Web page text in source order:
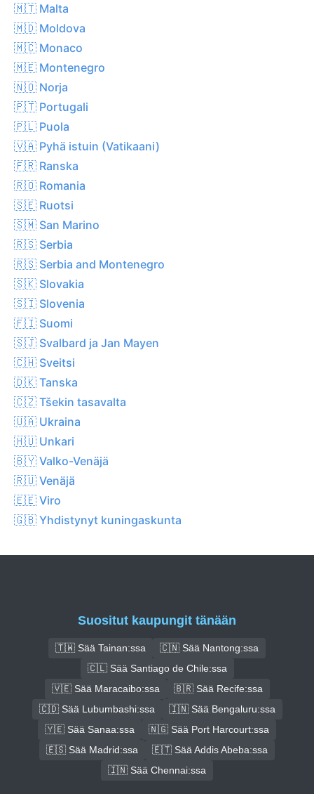
🇲🇹 Malta
🇲🇩 Moldova
🇲🇨 Monaco
🇲🇪 Montenegro
🇳🇴 Norja
🇵🇹 Portugali
🇵🇱 Puola
🇻🇦 Pyhä istuin (Vatikaani)
🇫🇷 Ranska
🇷🇴 Romania
🇸🇪 Ruotsi
🇸🇲 San Marino
🇷🇸 Serbia
🇷🇸 Serbia and Montenegro
🇸🇰 Slovakia
🇸🇮 Slovenia
🇫🇮 Suomi
🇸🇯 Svalbard ja Jan Mayen
🇨🇭 Sveitsi
🇩🇰 Tanska
🇨🇿 Tšekin tasavalta
🇺🇦 Ukraina
🇭🇺 Unkari
🇧🇾 Valko-Venäjä
🇷🇺 Venäjä
🇪🇪 Viro
🇬🇧 Yhdistynyt kuningaskunta
Suositut kaupungit tänään
🇹🇼 Sää Tainan:ssa
🇨🇳 Sää Nantong:ssa
🇨🇱 Sää Santiago de Chile:ssa
🇻🇪 Sää Maracaibo:ssa
🇧🇷 Sää Recife:ssa
🇨🇩 Sää Lubumbashi:ssa
🇮🇳 Sää Bengaluru:ssa
🇾🇪 Sää Sanaa:ssa
🇳🇬 Sää Port Harcourt:ssa
🇪🇸 Sää Madrid:ssa
🇪🇹 Sää Addis Abeba:ssa
🇮🇳 Sää Chennai:ssa